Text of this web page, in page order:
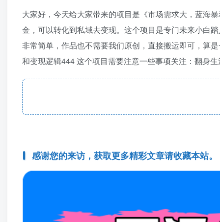
大家好，今天给大家带来的项目是《市场需求大，蓝海
金，可以转化到私域去变现。这个项目是专门未来小白
非常简单，作品也不需要我们原创，直接搬运即可，算
和变现逻辑444 这个项目需要注意一些事项关注：翻身
感谢您的来访，获取更多精彩文章请收藏本站。